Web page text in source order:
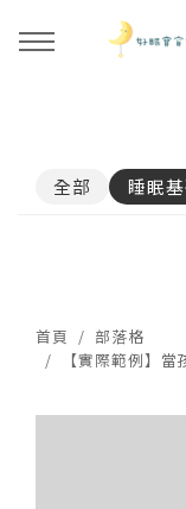
關於好眠師
好眠師服務
好眠師認證班
畢業顧問
諮詢服務
0-4個月
好眠學苑
學苑評價
全部 睡眠
首頁
部落格
【實際範例】